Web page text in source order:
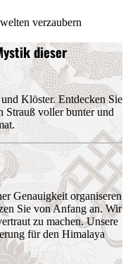
verzaubern
dieser
Klöster. Entdecken Sie
Strauß voller bunter und
Genauigkeit organiseren
Sie von Anfang an. Wir
zu machen. Unsere
für den Himalaya